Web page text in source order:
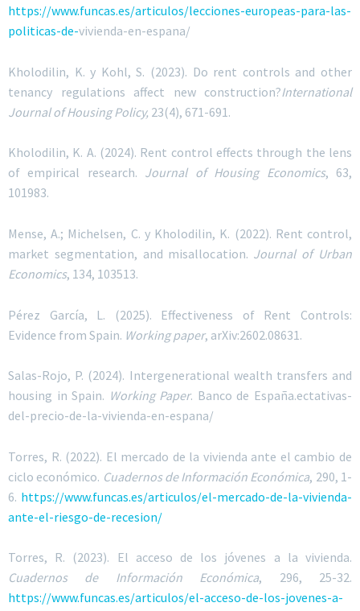
https://www.funcas.es/articulos/lecciones-europeas-para-las-
politicas-de-vivienda-en-espana/
Kholodilin, K. y Kohl, S. (2023). Do rent controls and other
tenancy regulations affect new construction?International
Journal of Housing Policy, 23(4), 671-691.
Kholodilin, K. A. (2024). Rent control effects through the lens
of empirical research. Journal of Housing Economics, 63,
101983.
Mense, A.; Michelsen, C. y Kholodilin, K. (2022). Rent control,
market segmentation, and misallocation. Journal of Urban
Economics, 134, 103513.
Pérez García, L. (2025). Effectiveness of Rent Controls:
Evidence from Spain. Working paper, arXiv:2602.08631.
Salas-Rojo, P. (2024). Intergenerational wealth transfers and
housing in Spain. Working Paper. Banco de España.ectativas-
del-precio-de-la-vivienda-en-espana/
Torres, R. (2022). El mercado de la vivienda ante el cambio de
ciclo económico. Cuadernos de Información Económica, 290, 1-
6. https://www.funcas.es/articulos/el-mercado-de-la-vivienda-
ante-el-riesgo-de-recesion/
Torres, R. (2023). El acceso de los jóvenes a la vivienda.
Cuadernos de Información Económica, 296, 25-32.
https://www.funcas.es/articulos/el-acceso-de-los-jovenes-a-